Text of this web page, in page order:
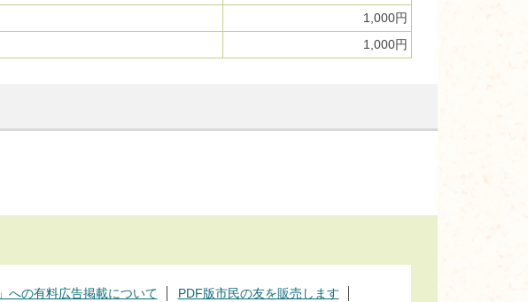
1,000円
1,000円
への有料広告掲載について PDF版市民の友を販売します